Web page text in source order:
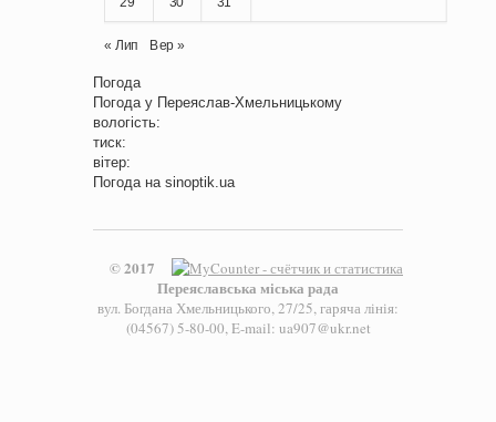
« Лип Вер »
Погода
Погода у Переяслав-Хмельницькому
вологість:
тиск:
вітер:
Погода на sinoptik.ua
© 2017
Переяславська міська рада
вул. Богдана Хмельницького, 27/25, гаряча лінія:
(04567) 5-80-00, E-mail: ua907@ukr.net